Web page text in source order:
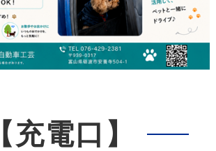
【充電口】